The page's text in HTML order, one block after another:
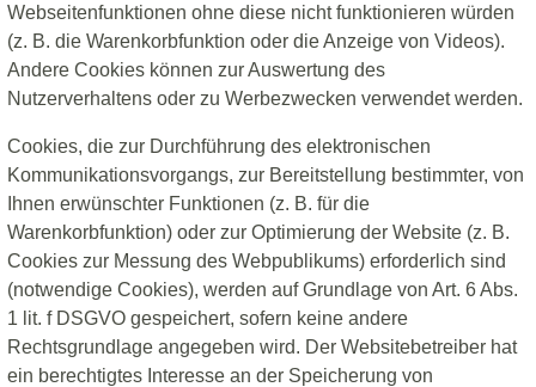
Webseitenfunktionen ohne diese nicht funktionieren würden
(z. B. die Warenkorbfunktion oder die Anzeige von Videos).
Andere Cookies können zur Auswertung des
Nutzerverhaltens oder zu Werbezwecken verwendet werden.
Cookies, die zur Durchführung des elektronischen
Kommunikationsvorgangs, zur Bereitstellung bestimmter, von
Ihnen erwünschter Funktionen (z. B. für die
Warenkorbfunktion) oder zur Optimierung der Website (z. B.
Cookies zur Messung des Webpublikums) erforderlich sind
(notwendige Cookies), werden auf Grundlage von Art. 6 Abs.
1 lit. f DSGVO gespeichert, sofern keine andere
Rechtsgrundlage angegeben wird. Der Websitebetreiber hat
ein berechtigtes Interesse an der Speicherung von